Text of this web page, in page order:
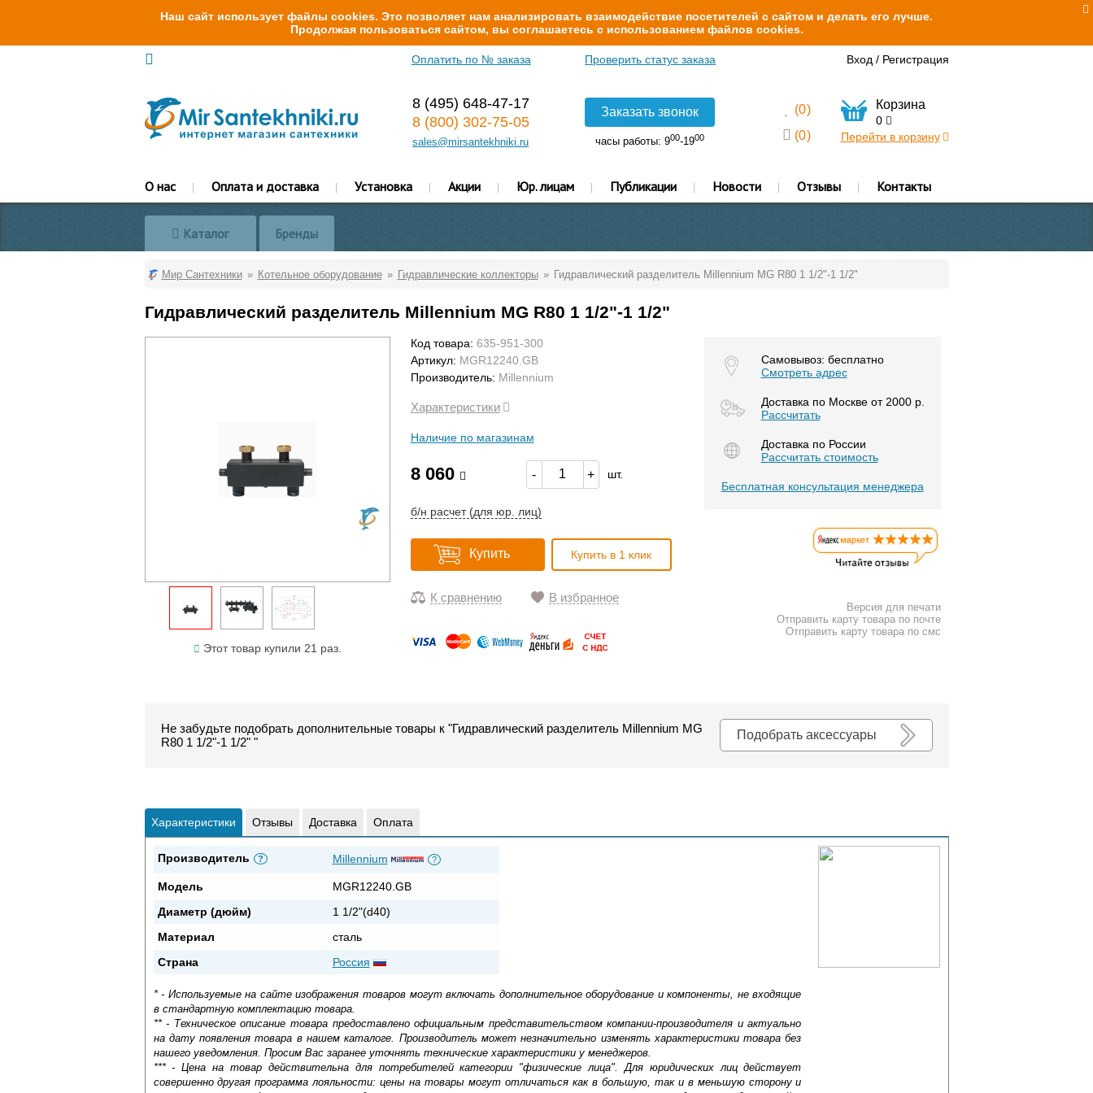
Наш сайт использует файлы cookies. Это позволяет нам анализировать взаимодействие посетителей с сайтом и делать его лучше.
Продолжая пользоваться сайтом, вы соглашаетесь с использованием файлов cookies.
Оплатить по № заказа Проверить статус заказа Вход / Регистрация
8 (495) 648-47-17
8 (800) 302-75-05
sales@mirsantekhniki.ru
Заказать звонок
часы работы: 900-1900
(0)
(0)
Корзина
0
Перейти в корзину
О нас Оплата и доставка Установка Акции Юр. лицам Публикации Новости Отзывы Контакты
Каталог Бренды
Мир Сантехники Котельное оборудование Гидравлические коллекторы Гидравлический разделитель Millennium MG R80 1 1/2"-1 1/2"
Гидравлический разделитель Millennium MG R80 1 1/2"-1 1/2"
Этот товар купили 21 раз.
Код товара: 635-951-300
Артикул: MGR12240.GB
Производитель: Millennium
Характеристики
Наличие по магазинам
8 060 - + шт.
б/н расчет (для юр. лиц)
Купить Купить в 1 клик
К сравнению В избранное
Самовывоз: бесплатно
Смотреть адрес
Доставка по Москве от 2000 р.
Расcчитать
Доставка по России
Рассчитать стоимость
Бесплатная консультация менеджера
Версия для печати
Отправить карту товара по почте
Отправить карту товара по смс
Подобрать аксессуары
Не забудьте подобрать дополнительные товары к "Гидравлический разделитель Millennium MG
R80 1 1/2"-1 1/2" "
Характеристики Отзывы Доставка Оплата
Производитель ? Millennium ?
Модель
MGR12240.GB
Диаметр (дюйм)
1 1/2"(d40)
Материал
сталь
Страна
Россия
* - Используемые на сайте изображения товаров могут включать дополнительное оборудование и компоненты, не входящие
в стандартную комплектацию товара.
** - Техническое описание товара предоставлено официальным представительством компании-производителя и актуально
на дату появления товара в нашем каталоге. Производитель может незначительно изменять характеристики товара без
нашего уведомления. Просим Вас заранее уточнять технические характеристики у менеджеров.
*** - Цена на товар действительна для потребителей категории "физические лица". Для юридических лиц действует
совершенно другая программа лояльности: цены на товары могут отличаться как в большую, так и в меньшую сторону и